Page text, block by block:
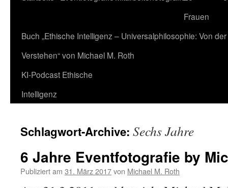
springen
Frauen
Buch „Ethische Intelligenz – Universalphilosophie: Von
Verstehen“ von Michael M. Roth
KI-Podcast Ethische
Intelligenz
Schlagwort-Archive: Sechs Jahre
6 Jahre Eventfotografie by
Publiziert am 31. März 2017von Michael M. Roth